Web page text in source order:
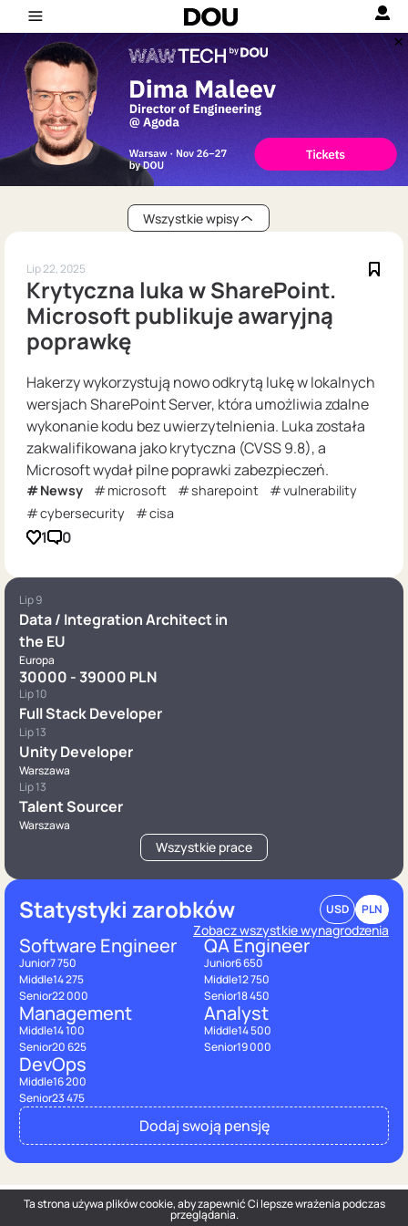
Wszystkie wpisy
Lip 22, 2025
Krytyczna luka w SharePoint.
Microsoft publikuje awaryjną
poprawkę
Hakerzy wykorzystują nowo odkrytą lukę w lokalnych
wersjach SharePoint Server, która umożliwia zdalne
wykonanie kodu bez uwierzytelnienia. Luka została
zakwalifikowana jako krytyczna (CVSS 9.8), a
Microsoft wydał pilne poprawki zabezpieczeń.
Newsy microsoft sharepoint
vulnerability
cybersecurity
cisa
1 0
Lip 9
Data / Integration Architect in
the EU
Europa
30000 - 39000 PLN
Lip 10
Full Stack Developer
Lip 13
Unity Developer
Warszawa
Lip 13
Talent Sourcer
Warszawa
Wszystkie prace
Statystyki zarobków USD PLN
Zobacz wszystkie wynagrodzenia
Software Engineer
Junior7 750
Middle14 275
Senior22 000
QA Engineer
Junior6 650
Middle12 750
Senior18 450
Management
Middle14 100
Senior20 625
Analyst
Middle14 500
Senior19 000
DevOps
Middle16 200
Senior23 475
Dodaj swoją pensję
Ta strona używa plików cookie, aby zapewnić Ci lepsze wrażenia podczas
przeglądania.